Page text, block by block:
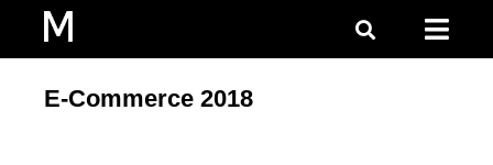
E-Commerce 2018